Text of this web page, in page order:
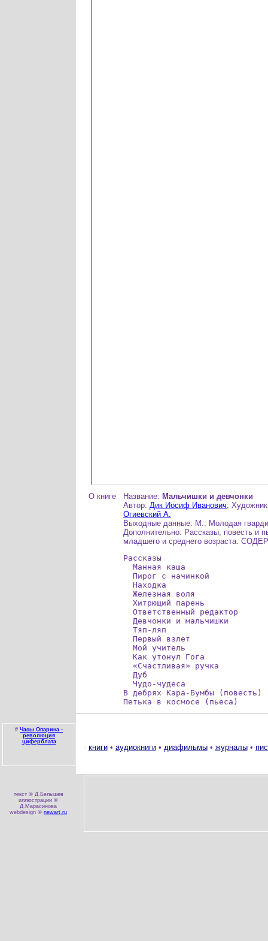
О книге Название: Мальчишки и девчонки
Автор: Дик Иосиф Иванович;
Огиевский А.
Выходные данные: М.: Молодая
Дополнительно: Рассказы, повесть и
младшего и среднего возраста.
Рассказы
  Манная каша
  Пирог с начинкой
  Находка
  Железная воля
  Хитрющий парень
  Ответственный редактор
  Девчонки и мальчишки
  Тяп-ляп
  Первый взлет
  Мой учитель
  Как утонул Гога
  «Счастливая» ручка
  Дуб
  Чудо-чудеса
В дебрях Кара-Бумбы (повесть)
Петька в космосе (пьеса)
# Часы Опарина -
революция
циферблата
книги• аудиокниги• диафильмы• журналы•
текст © Д.Белышев
иллюстрации ©
Д.Марасинова
webdesign © newart.ru